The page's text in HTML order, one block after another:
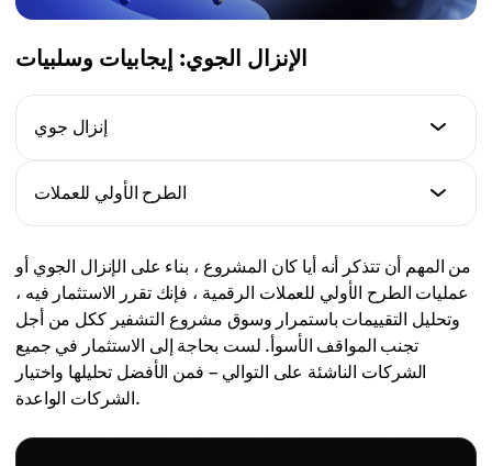
الإنزال الجوي: إيجابيات وسلبيات
إنزال جوي
الإيجابيات
- خيار الاستثمار الممتاز إذا كنت مبتدئًا في سوق العملات
المشفرة وتخشى مخاطر الاستثمار المحتملة.
- لفت الانتباه إلى المشروع وإثارة اهتمام المستخدمين.
سلبيات
الطرح الأولي للعملات
- أداة عالية الجودة وسريعة لجمع رأس المال.
- تمويل المشاريع والأفكار المبتكرة التي يمكن أن تغير صناعة
العملات المشفرة.
- يمكن شراء وبيع الرموز المميزة التي تم إصدارها كجزء من
الطرح الأولي للعملات الرقمية (ICO) بسهولة في بورصات
من المهم أن تتذكر أنه أيا كان المشروع ، بناء على الإنزال الجوي أو
عمليات الطرح الأولي للعملات الرقمية ، فإنك تقرر الاستثمار فيه ،
وتحليل التقييمات باستمرار وسوق مشروع التشفير ككل من أجل
تجنب المواقف الأسوأ. لست بحاجة إلى الاستثمار في جميع
الشركات الناشئة على التوالي – فمن الأفضل تحليلها واختيار
الشركات الواعدة.